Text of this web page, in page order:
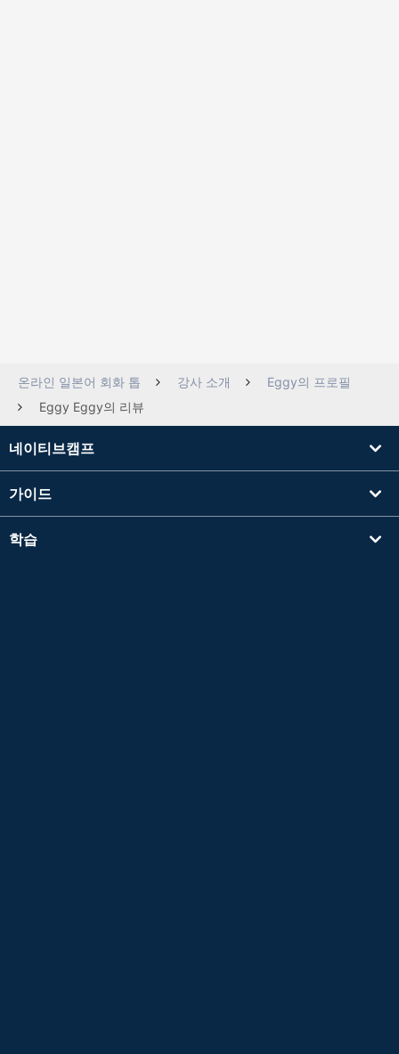
온라인 일본어 회화 톱 강사 소개
Eggy의 프로필
Eggy Eggy의 리뷰
네이티브캠프
가이드
학습